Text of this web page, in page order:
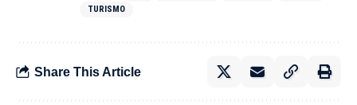
TURISMO
Share This Article